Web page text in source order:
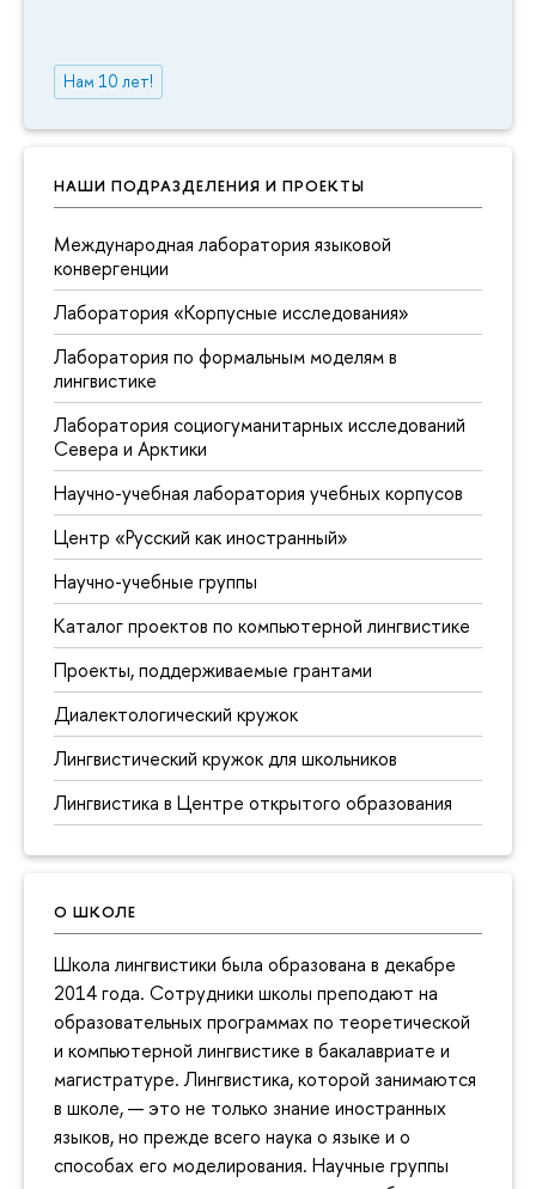
Нам 10 лет!
НАШИ ПОДРАЗДЕЛЕНИЯ И ПРОЕКТЫ
Международная лаборатория языковой
конвергенции
Лаборатория «Корпусные исследования»
Лаборатория по формальным моделям в
лингвистике
Лаборатория социогуманитарных исследований
Севера и Арктики
Научно-учебная лаборатория учебных корпусов
Центр «Русский как иностранный»
Научно-учебные группы
Каталог проектов по компьютерной лингвистике
Проекты, поддерживаемые грантами
Диалектологический кружок
Лингвистический кружок для школьников
Лингвистика в Центре открытого образования
О ШКОЛЕ
Школа лингвистики была образована в декабре
2014 года. Сотрудники школы преподают на
образовательных программах по теоретической
и компьютерной лингвистике в бакалавриате и
магистратуре. Лингвистика, которой занимаются
в школе, — это не только знание иностранных
языков, но прежде всего наука о языке и о
способах его моделирования. Научные группы